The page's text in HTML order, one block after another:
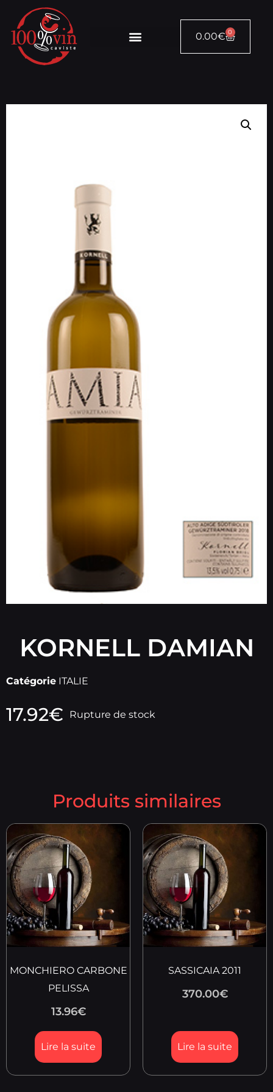
0.00€ 0
KORNELL DAMIAN
Catégorie ITALIE
17.92€ Rupture de stock
Produits similaires
MONCHIERO CARBONE
PELISSA
13.96€
Lire la suite
SASSICAIA 2011
370.00€
Lire la suite